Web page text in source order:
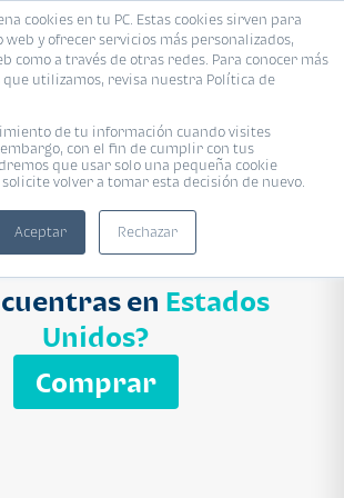
cookies en tu PC. Estas cookies sirven para
y ofrecer servicios más personalizados,
como a través de otras redes. Para conocer más
que utilizamos, revisa nuestra Política de
de tu información cuando visites
con el fin de cumplir con tus
que usar solo una pequeña cookie
volver a tomar esta decisión de nuevo.
Aceptar Rechazar
Modelo Inmobiliaria
del proyecto
Buscar
en Estados
Unidos?
Comprar